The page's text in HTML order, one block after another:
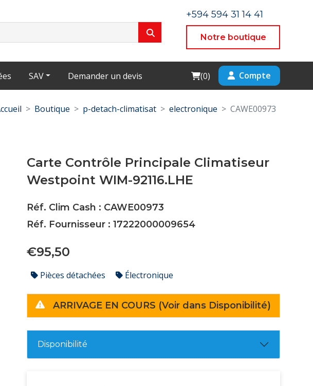
+594 594 31 14 41
Notre boutique
SAV Demander un devis Cart
(0) Compte
Boutique p-detach-climatisat electronique CAWE00973
Carte Contrôle Principale Climatiseur
Westpoint WIM-92116.LHE
Réf. Clim Cash : CAWE00973
Réf. Fournisseur : 17222000009654
€95,50
Pièces détachées Électronique
ARRIVAGE EN COURS (Voir dans Disponibilité)
Disponibilité